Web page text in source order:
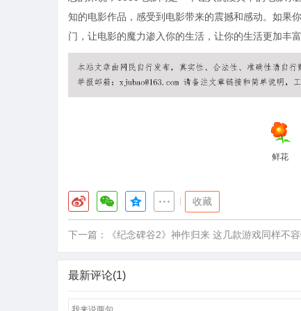
知的电影作品，感受到电影带来的震撼和感动。如果
门，让电影的魔力渗入你的生活，让你的生活更加丰富
鲜花
收藏
下一篇： 《纪念碑谷2》神作归来 这几款游戏同样不
最新评论(1)